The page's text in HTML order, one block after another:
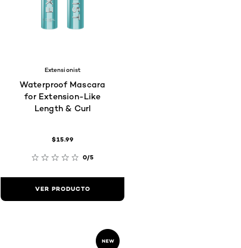
Extensionist
Waterproof Mascara
for Extension-Like
Length & Curl
$15.99
0/5
VER PRODUCTO